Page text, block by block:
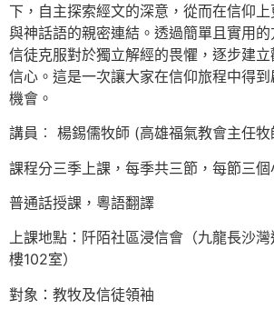
下，自主探索經文的深意，從而在信仰
與神話語的親密連結。透過簡單且實用
信徒克服對於獨立解經的畏懼，逐步建
信心。這是一次讓大家在信仰旅程中得
機會。
講員︰ 楊錫儒牧師 (高雄福氣教會主任牧
課程分三季上課，每季共三節，每節三個
普通話授課，粵語翻譯
上課地點：阡陌社區浸信會（九龍長沙
樓102室）
對象：教牧及信徒領袖